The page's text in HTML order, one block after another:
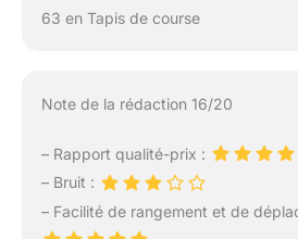
63 en Tapis de course
Note de la rédaction 16/20
– Rapport qualité-prix :
– Bruit :
– Facilité de rangement et de